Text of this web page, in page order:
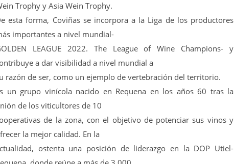
Trophy y Asia Wein Trophy.
esta forma, Coviñas se incorpora a la Liga de los productores
importantes a nivel mundial-
LEAGUE 2022. The League of Wine Champions- y
a dar visibilidad a nivel mundial a
razón de ser, como un ejemplo de vertebración del territorio.
un grupo vinícola nacido en Requena en los años 60 tras la
de los viticultores de 10
de la zona, con el objetivo de potenciar sus vinos y
la mejor calidad. En la
ostenta una posición de liderazgo en la DOP Utiel-